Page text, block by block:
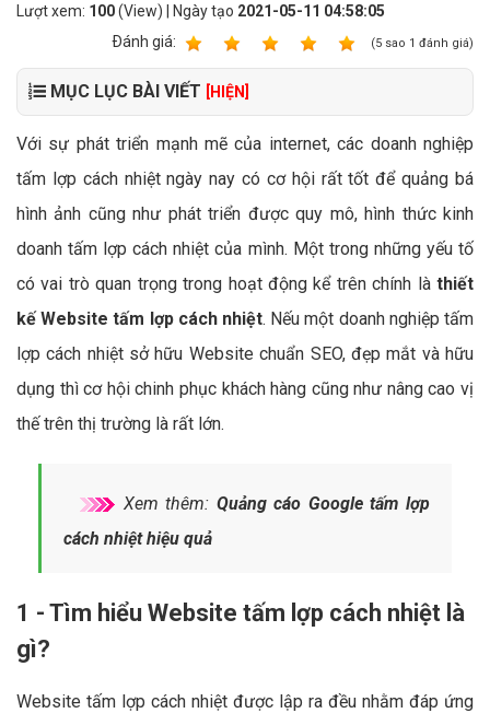
Lượt xem: 100(View) | Ngày tạo 2021-05-11 04:58:05
Ðánh giá:
(5 sao 1 đánh giá)
MỤC LỤC BÀI VIẾT [HIỆN]
Với sự phát triển mạnh mẽ của internet, các doanh nghiệp
tấm lợp cách nhiệt ngày nay có cơ hội rất tốt để quảng bá
hình ảnh cũng như phát triển được quy mô, hình thức kinh
doanh tấm lợp cách nhiệt của mình. Một trong những yếu tố
có vai trò quan trọng trong hoạt động kể trên chính là thiết
kế Website tấm lợp cách nhiệt. Nếu một doanh nghiệp tấm
lợp cách nhiệt sở hữu Website chuẩn SEO, đẹp mắt và hữu
dụng thì cơ hội chinh phục khách hàng cũng như nâng cao vị
thế trên thị trường là rất lớn.
Xem thêm: Quảng cáo Google tấm lợp
cách nhiệt hiệu quả
1 - Tìm hiểu Website tấm lợp cách nhiệt là
gì?
Website tấm lợp cách nhiệt được lập ra đều nhằm đáp ứng